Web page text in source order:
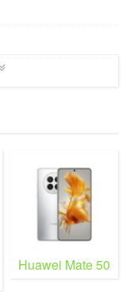
Huawei Mate 50